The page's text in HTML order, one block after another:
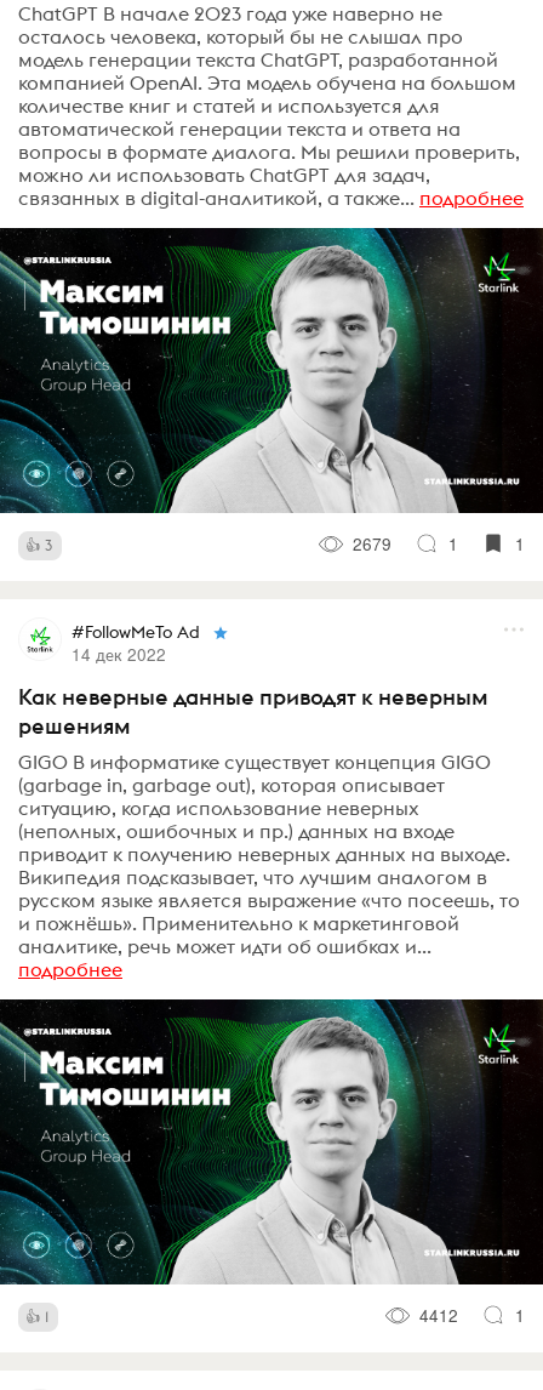
ChatGPT В начале 2023 года уже наверно не
осталось человека, который бы не слышал про
модель генерации текста ChatGPT, разработанной
компанией OpenAI. Эта модель обучена на большом
количестве книг и статей и используется для
автоматической генерации текста и ответа на
вопросы в формате диалога. Мы решили проверить,
можно ли использовать ChatGPT для задач,
связанных в digital-аналитикой, а также... подробнее
3 2679 1 1
#FollowMeTo Ad
14 дек 2022
Как неверные данные приводят к неверным
решениям
GIGO В информатике существует концепция GIGO
(garbage in, garbage out), которая описывает
ситуацию, когда использование неверных
(неполных, ошибочных и пр.) данных на входе
приводит к получению неверных данных на выходе.
Википедия подсказывает, что лучшим аналогом в
русском языке является выражение «что посеешь, то
и пожнёшь». Применительно к маркетинговой
аналитике, речь может идти об ошибках и...
подробнее
1 4412 1